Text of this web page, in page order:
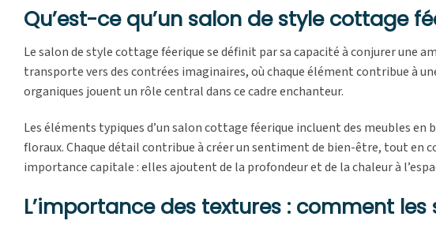
Qu’est-ce qu’un salon de style cottage
Le salon de style cottage féerique se définit par sa capacité à conjurer une
transporte vers des contrées imaginaires, où chaque élément contribue à
organiques jouent un rôle central dans ce cadre enchanteur.
Les éléments typiques d’un salon cottage féerique incluent des meubles
floraux. Chaque détail contribue à créer un sentiment de bien-être, tout en
importance capitale : elles ajoutent de la profondeur et de la chaleur à
L’importance des textures : comment les